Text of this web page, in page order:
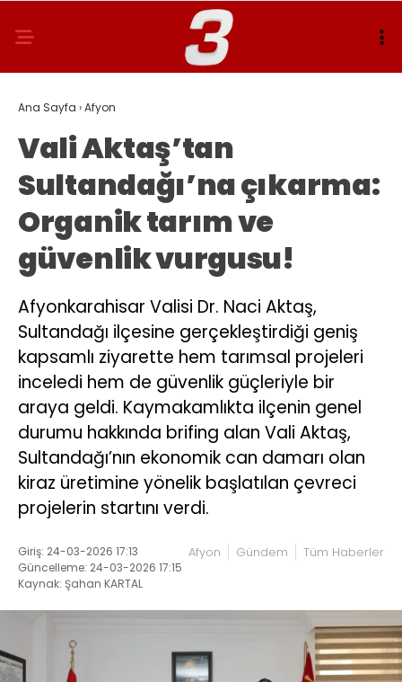
Ana Sayfa ›Afyon
Vali Aktaş’tan
Sultandağı’na çıkarma:
Organik tarım ve
güvenlik vurgusu!
Afyonkarahisar Valisi Dr. Naci Aktaş,
Sultandağı ilçesine gerçekleştirdiği geniş
kapsamlı ziyarette hem tarımsal projeleri
inceledi hem de güvenlik güçleriyle bir
araya geldi. Kaymakamlıkta ilçenin genel
durumu hakkında brifing alan Vali Aktaş,
Sultandağı’nın ekonomik can damarı olan
kiraz üretimine yönelik başlatılan çevreci
projelerin startını verdi.
Giriş: 24-03-2026 17:13
Güncelleme: 24-03-2026 17:15
Kaynak: Şahan KARTAL
Afyon Gündem Tüm Haberler